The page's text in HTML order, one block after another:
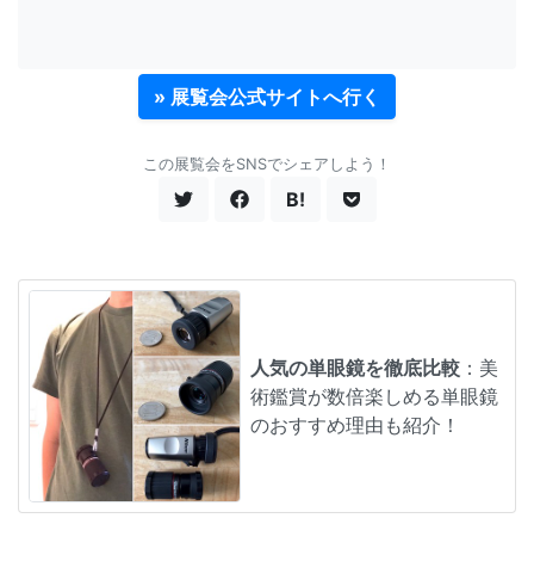
» 展覧会公式サイトへ行く
この展覧会をSNSでシェアしよう！
B!
人気の単眼鏡を徹底比較 ：美
術鑑賞が数倍楽しめる単眼鏡
のおすすめ理由も紹介！